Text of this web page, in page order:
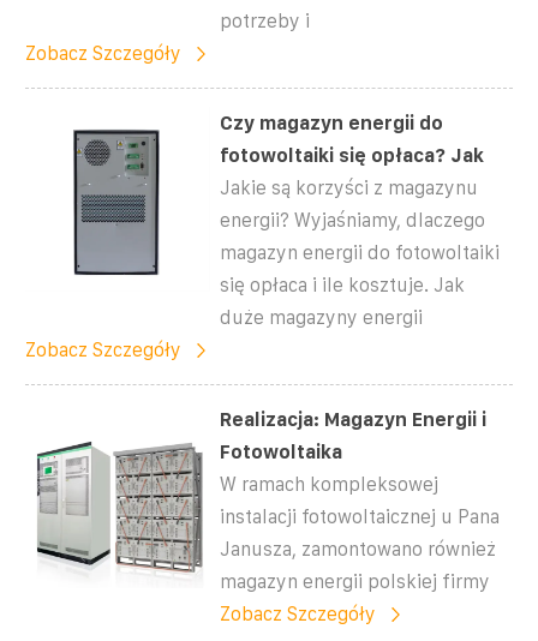
potrzeby i
Zobacz Szczegóły
Czy magazyn energii do
fotowoltaiki się opłaca? Jak
Jakie są korzyści z magazynu
energii? Wyjaśniamy, dlaczego
magazyn energii do fotowoltaiki
się opłaca i ile kosztuje. Jak
duże magazyny energii
Zobacz Szczegóły
Realizacja: Magazyn Energii i
Fotowoltaika
W ramach kompleksowej
instalacji fotowoltaicznej u Pana
Janusza, zamontowano również
magazyn energii polskiej firmy
Zobacz Szczegóły